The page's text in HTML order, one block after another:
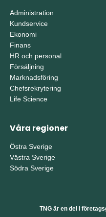
Administration
Kundservice
Ekonomi
Finans
HR och personal
Försäljning
Marknadsföring
Chefsrekrytering
Life Science
Våra regioner
Östra Sverige
Västra Sverige
Södra Sverige
TNG är en del i